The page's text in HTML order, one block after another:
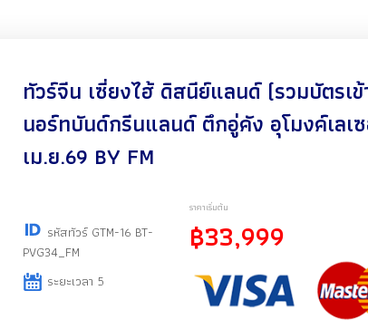
ทัวร์จีน เซี่ยงไฮ้ ดิสนีย์แลนด์ (รวมบัตรเ
นอร์ทบันด์กรีนแลนด์ ตึกอู่คัง อุโมงค์เลเ
เม.ย.69 BY FM
รหัสทัวร์ GTM-16 BT-
PVG34_FM
ระยะเวลา 5
ราคาเริ่มต้น
฿33,999